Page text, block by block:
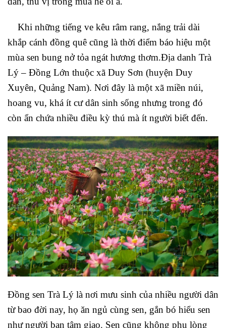
Khi những tiếng ve kêu râm rang, nắng trải dài
khắp cánh đồng quê cũng là thời điểm báo hiệu một
mùa sen bung nở tỏa ngát hương thơm.Địa danh Trà
Lý – Đồng Lớn thuộc xã Duy Sơn (huyện Duy
Xuyên, Quảng Nam). Nơi đây là một xã miền núi,
hoang vu, khá ít cư dân sinh sống nhưng trong đó
còn ẩn chứa nhiều điều kỳ thú mà ít người biết đến.
Đồng sen Trà Lý là nơi mưu sinh của nhiều người dân
từ bao đời nay, họ ăn ngủ cùng sen, gắn bó hiểu sen
như người bạn tâm giao. Sen cũng không phụ lòng